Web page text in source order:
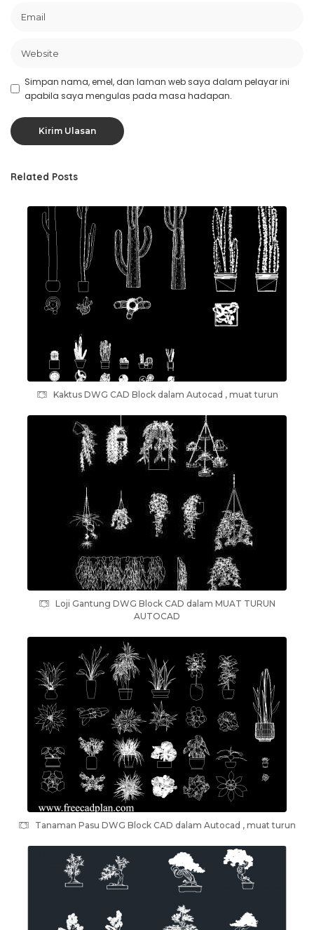
Simpan nama, emel, dan laman web saya dalam pelayar ini
apabila saya mengulas pada masa hadapan.
Related Posts
Kaktus DWG CAD Block dalam Autocad , muat turun
Loji Gantung DWG Block CAD dalam MUAT TURUN
AUTOCAD
Tanaman Pasu DWG Block CAD dalam Autocad , muat turun